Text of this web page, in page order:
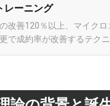
レーニング
改善120％以上、マイク
で成約率が改善するテク